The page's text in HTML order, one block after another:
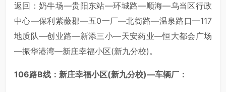
返回：奶牛场—贵阳东站—环城路—顺海—乌当区行政
中心—保利紫薇郡—五0一厂—北衙路—温泉路口—117
地质队—创业路—新添三小—天安药业—恒大都会广场
—振华港湾—新庄幸福小区(新九分校)。
106路B线：新庄幸福小区(新九分校)—车辆厂：